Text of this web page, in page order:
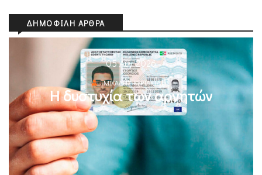
ΔΗΜΟΦΙΛΉ ΆΡΘΡΑ
05 Αυγ 2026
ΜΙΧΆΛΗΣ ΚΥΡΙΑΚΊΔΗΣ
Η δυστυχία των αρνητών